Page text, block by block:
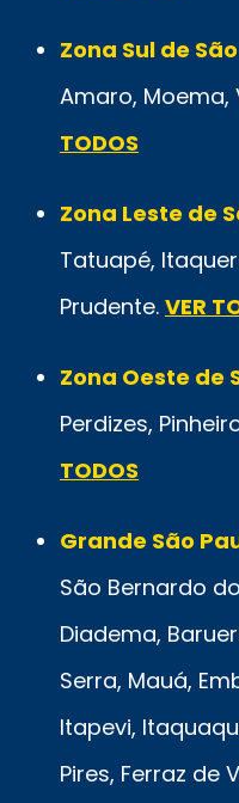
Zona Sul de
Amaro, Moema,
TODOS
Zona Leste de
Tatuapé,
Prudente. VER
Zona Oeste de
Perdizes,
TODOS
Grande São
São Bernardo
Diadema,
Serra, Mauá,
Itapevi,
Pires, Ferraz de